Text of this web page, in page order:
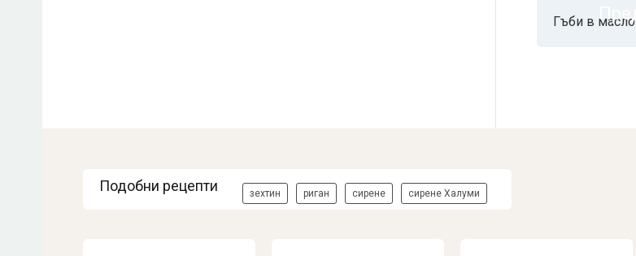
Гъби в масло
Подобни рецепти зехтин риган сирене сирене Халуми